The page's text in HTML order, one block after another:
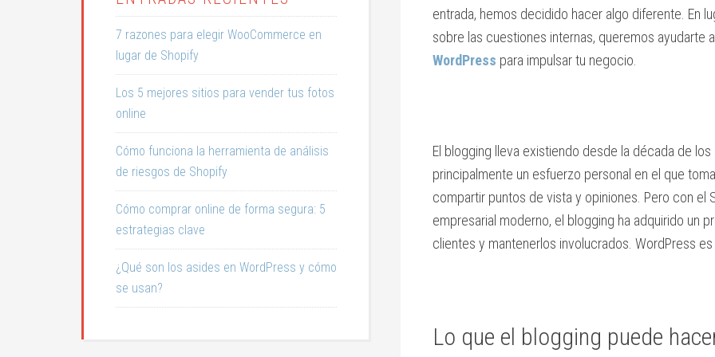
entrada, hemos decidido hacer algo diferente. En
sobre las cuestiones internas, queremos
WordPress para impulsar tu negocio.
El blogging lleva existiendo desde la década de
principalmente un esfuerzo personal en el que
compartir puntos de vista y opiniones. Pero con el
empresarial moderno, el blogging ha adquirido un
clientes y mantenerlos involucrados. WordPress
Lo que el blogging puede
7 razones para elegir WooCommerce en
lugar de Shopify
Los 5 mejores sitios para vender tus fotos
online
Cómo funciona la herramienta de análisis
de riesgos de Shopify
Cómo comprar online de forma segura: 5
estrategias clave
¿Qué son los asides en WordPress y cómo
se usan?